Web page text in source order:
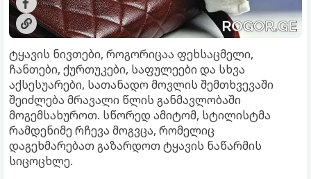
ტყავის ნივთები, როგორიცაა ფეხსაცმელი,
ჩანთები, ქურთუკები, საფულეები და სხვა
აქსესუარები, სათანადო მოვლის შემთხვევაში
შეიძლება მრავალი წლის განმავლობაში
მოგემსახუროთ. სწორედ ამიტომ, სტილისტმა
რამდენიმე რჩევა მოგვცა, რომელიც
დაგეხმარებათ გაზარდოთ ტყავის ნაწარმის
სიცოცხლე.